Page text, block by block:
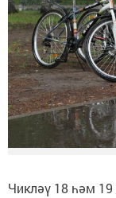
Чикләү 18 һәм